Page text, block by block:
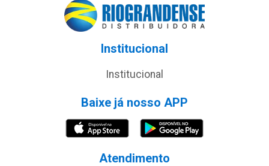
Institucional
Institucional
Baixe já nosso APP
Atendimento